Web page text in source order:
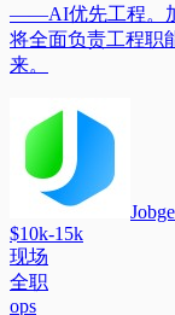
——AI优先工程。
将全面负责工程职
来。
$10k-15k
现场
全职
ops